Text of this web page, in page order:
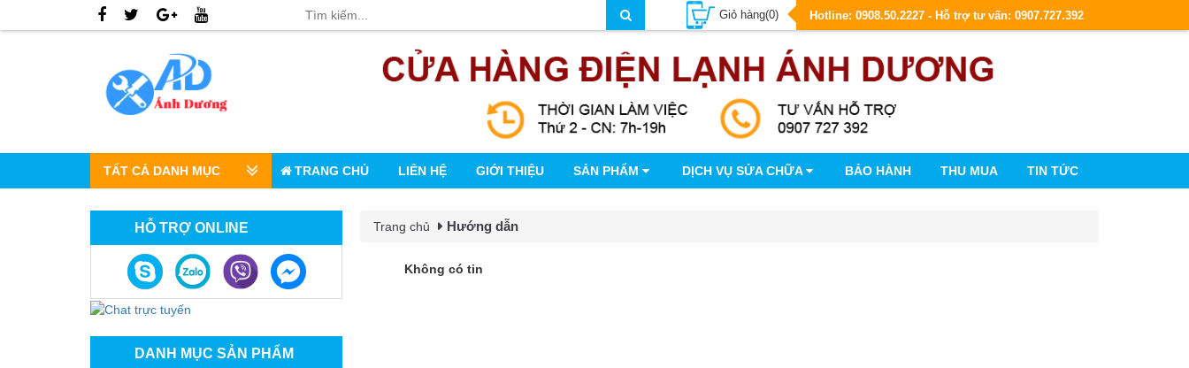
Giỏ hàng(0) Hotline: 0908.50.2227 - Hỗ trợ tư vấn: 0907.727.392
TẤT CẢ DANH MỤC TRANG CHỦ LIÊN HỆ GIỚI THIỆU SẢN PHẨM DỊCH VỤ SỬA CHỮA BẢO HÀNH THU MUA TIN TỨC
HỖ TRỢ ONLINE
DANH MỤC SẢN PHẨM
Trang chủ Hướng dẫn
Không có tin